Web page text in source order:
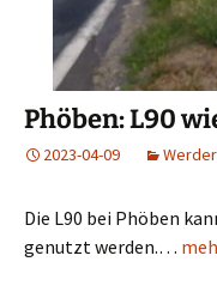
Phöben: L90
2023-04-09
Die L90 bei Phöben
genutzt werden.…